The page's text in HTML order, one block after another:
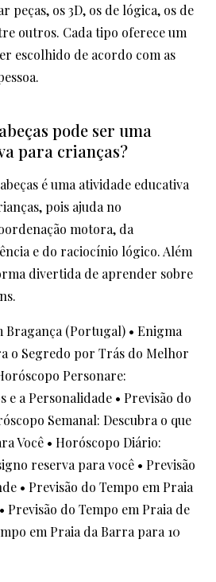
peças, os 3D, os de lógica, os de
outros. Cada tipo oferece um
escolhido de acordo com as
pode ser uma
para crianças?
é uma atividade educativa
pois ajuda no
motora, da
e do raciocínio lógico. Além
divertida de aprender sobre
Bragança (Portugal) • Enigma
o Segredo por Trás do Melhor
Personare:
e a Personalidade • Previsão do
Semanal: Descubra o que
Você • Horóscopo Diário:
reserva para você • Previsão
• Previsão do Tempo em Praia
• Previsão do Tempo em Praia de
em Praia da Barra para 10